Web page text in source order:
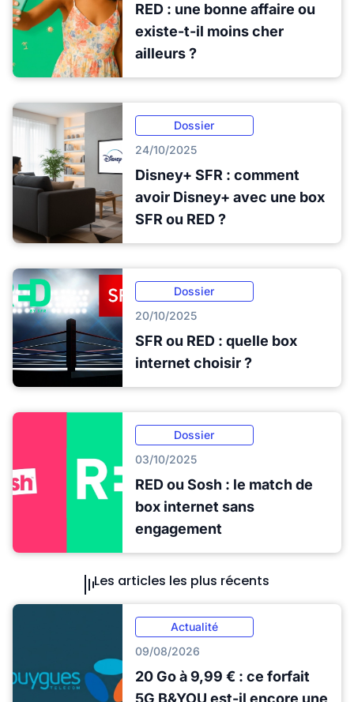
RED : une bonne affaire ou
existe-t-il moins cher
ailleurs ?
Dossier
24/10/2025
Disney+ SFR : comment
avoir Disney+ avec une box
SFR ou RED ?
Dossier
20/10/2025
SFR ou RED : quelle box
internet choisir ?
Dossier
03/10/2025
RED ou Sosh : le match de
box internet sans
engagement
Les articles les plus récents
Actualité
09/08/2026
20 Go à 9,99 € : ce forfait